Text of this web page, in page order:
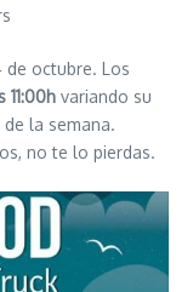
de octubre. Los
11:00h variando su
la semana.
no te lo pierdas.